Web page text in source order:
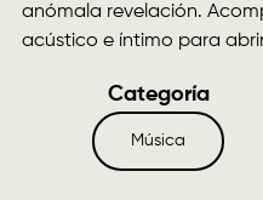
anómala revelación.
acústico e íntimo para
Categoría
Música